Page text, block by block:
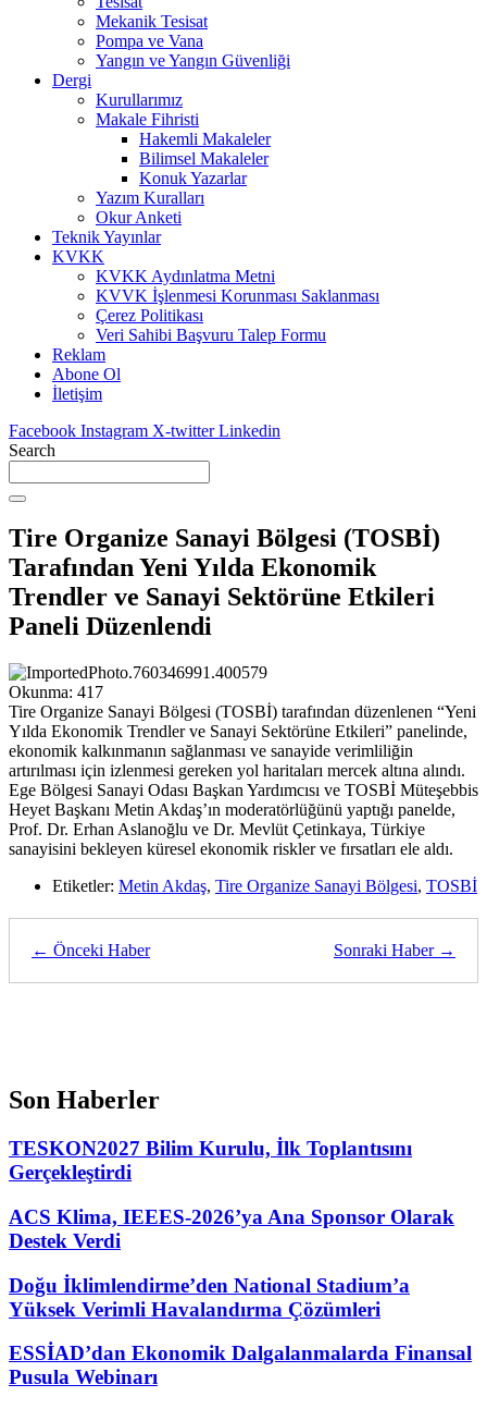
Mekanik Tesisat
Pompa ve Vana
Yangın ve Yangın Güvenliği
Dergi
Kurullarımız
Makale Fihristi
Hakemli Makaleler
Bilimsel Makaleler
Konuk Yazarlar
Yazım Kuralları
Okur Anketi
Teknik Yayınlar
KVKK
KVKK Aydınlatma Metni
KVVK İşlenmesi Korunması Saklanması
Çerez Politikası
Veri Sahibi Başvuru Talep Formu
Reklam
Abone Ol
İletişim
Facebook Instagram X-twitter Linkedin
Search
Tire Organize Sanayi Bölgesi (TOSBİ)
Tarafından Yeni Yılda Ekonomik
Trendler ve Sanayi Sektörüne Etkileri
Paneli Düzenlendi
Okunma: 417
Tire Organize Sanayi Bölgesi (TOSBİ) tarafından düzenlenen “Yeni
Yılda Ekonomik Trendler ve Sanayi Sektörüne Etkileri” panelinde,
ekonomik kalkınmanın sağlanması ve sanayide verimliliğin
artırılması için izlenmesi gereken yol haritaları mercek altına alındı.
Ege Bölgesi Sanayi Odası Başkan Yardımcısı ve TOSBİ Müteşebbis
Heyet Başkanı Metin Akdaş’ın moderatörlüğünü yaptığı panelde,
Prof. Dr. Erhan Aslanoğlu ve Dr. Mevlüt Çetinkaya, Türkiye
sanayisini bekleyen küresel ekonomik riskler ve fırsatları ele aldı.
Etiketler: Metin Akdaş, Tire Organize Sanayi Bölgesi, TOSBİ
← Önceki Haber Sonraki Haber →
Son Haberler
TESKON2027 Bilim Kurulu, İlk Toplantısını
Gerçekleştirdi
ACS Klima, IEEES-2026’ya Ana Sponsor Olarak
Destek Verdi
Doğu İklimlendirme’den National Stadium’a
Yüksek Verimli Havalandırma Çözümleri
ESSİAD’dan Ekonomik Dalgalanmalarda Finansal
Pusula Webinarı